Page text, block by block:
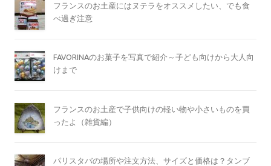
フランスのお土産にはヌテラをオススメしたい、でも食
べ過ぎ注意
FAVORINAのお菓子を写真で紹介～子ども向けから大人向
けまで
フランスのお土産で子供向けの軽い物や小さいものを買
ったよ（雑貨編）
パリスタバの場所や注文方法、サイズと価格は？タンブ